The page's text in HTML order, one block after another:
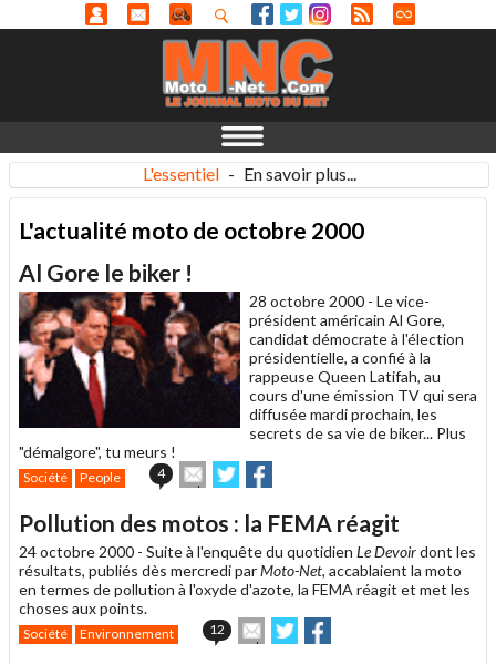
L'essentiel - En savoir plus...
L'actualité moto de octobre 2000
Al Gore le biker !
28 octobre 2000 - Le vice-
président américain Al Gore,
candidat démocrate à l'élection
présidentielle, a confié à la
rappeuse Queen Latifah, au
cours d'une émission TV qui sera
diffusée mardi prochain, les
secrets de sa vie de biker... Plus
"démalgore", tu meurs !
Société People 4
Envoyer
cet
à
un
ami
Partager
sur sur
Pollution des motos : la FEMA réagit
24 octobre 2000 - Suite à l'enquête du quotidien Le Devoirdont les
résultats, publiés dès mercredi parMoto-Net, accablaient la moto
en termes de pollution à l'oxyde d'azote, la FEMA réagit et met les
choses aux points.
Société Environnement 12
Envoyer
cet
Partager
sur sur